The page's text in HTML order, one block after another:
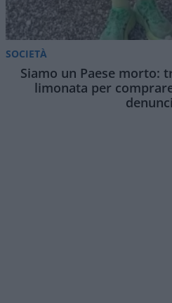
SOCIETÀ
Siamo un Paese morto:
limonata per